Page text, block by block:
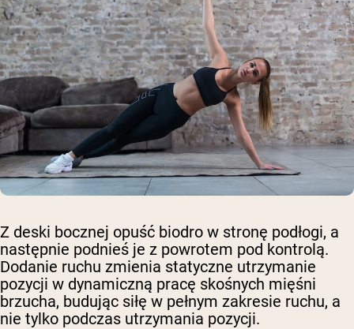
Z deski bocznej opuść biodro w stronę podłogi, a
następnie podnieś je z powrotem pod kontrolą.
Dodanie ruchu zmienia statyczne utrzymanie
pozycji w dynamiczną pracę skośnych mięśni
brzucha, budując siłę w pełnym zakresie ruchu, a
nie tylko podczas utrzymania pozycji.